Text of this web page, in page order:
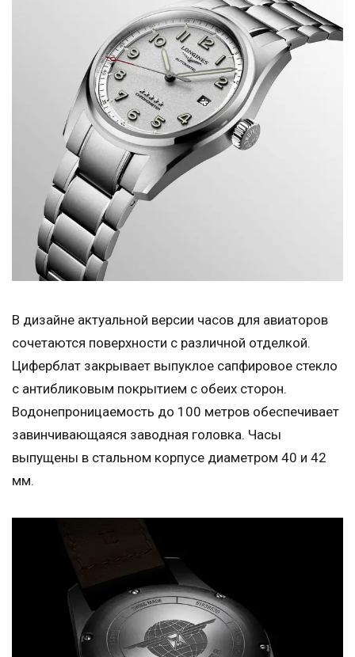
В дизайне актуальной версии часов для авиаторов
сочетаются поверхности с различной отделкой.
Циферблат закрывает выпуклое сапфировое стекло
с антибликовым покрытием с обеих сторон.
Водонепроницаемость до 100 метров обеспечивает
завинчивающаяся заводная головка. Часы
выпущены в стальном корпусе диаметром 40 и 42
мм.